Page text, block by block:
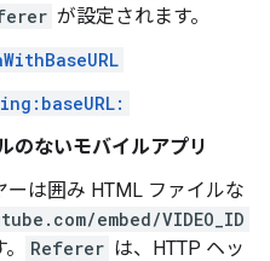
が設定されます。
のないモバイルアプリ
ーは囲み HTML ファイルな
embed/VIDEO_ID
Referer は、HTTP ヘッ